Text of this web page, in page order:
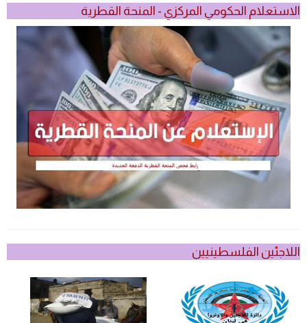
الاستعلام الحكومي المركزي - المنحة القطرية
اللاجئين الفلسطينيين